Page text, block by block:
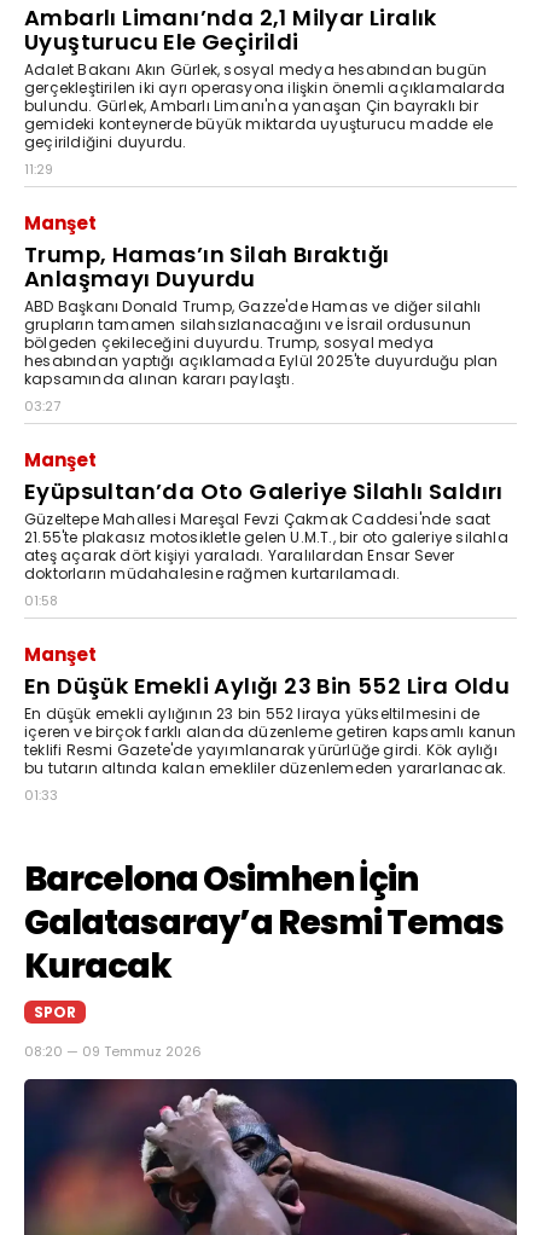
Ambarlı Limanı’nda 2,1 Milyar Liralık
Uyuşturucu Ele Geçirildi
Adalet Bakanı Akın Gürlek, sosyal medya hesabından bugün
gerçekleştirilen iki ayrı operasyona ilişkin önemli açıklamalarda
bulundu. Gürlek, Ambarlı Limanı'na yanaşan Çin bayraklı bir
gemideki konteynerde büyük miktarda uyuşturucu madde ele
geçirildiğini duyurdu.
11:29
Manşet
Trump, Hamas’ın Silah Bıraktığı
Anlaşmayı Duyurdu
ABD Başkanı Donald Trump, Gazze'de Hamas ve diğer silahlı
grupların tamamen silahsızlanacağını ve İsrail ordusunun
bölgeden çekileceğini duyurdu. Trump, sosyal medya
hesabından yaptığı açıklamada Eylül 2025'te duyurduğu plan
kapsamında alınan kararı paylaştı.
03:27
Manşet
Eyüpsultan’da Oto Galeriye Silahlı Saldırı
Güzeltepe Mahallesi Mareşal Fevzi Çakmak Caddesi'nde saat
21.55'te plakasız motosikletle gelen U.M.T., bir oto galeriye silahla
ateş açarak dört kişiyi yaraladı. Yaralılardan Ensar Sever
doktorların müdahalesine rağmen kurtarılamadı.
01:58
Manşet
En Düşük Emekli Aylığı 23 Bin 552 Lira Oldu
En düşük emekli aylığının 23 bin 552 liraya yükseltilmesini de
içeren ve birçok farklı alanda düzenleme getiren kapsamlı kanun
teklifi Resmi Gazete'de yayımlanarak yürürlüğe girdi. Kök aylığı
bu tutarın altında kalan emekliler düzenlemeden yararlanacak.
01:33